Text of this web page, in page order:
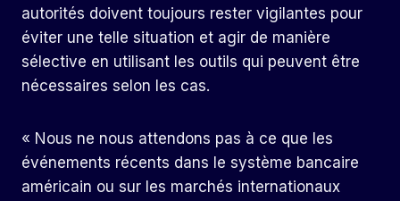
autorités doivent toujours rester vigilantes pour
éviter une telle situation et agir de manière
sélective en utilisant les outils qui peuvent être
nécessaires selon les cas.
« Nous ne nous attendons pas à ce que les
événements récents dans le système bancaire
américain ou sur les marchés internationaux